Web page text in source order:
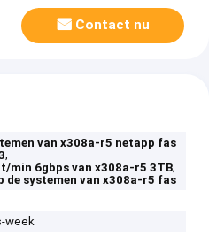
Contact nu
van x308a-r5 netapp fas
,
t/min 6gbps van x308a-r5 3TB,
de systemen van x308a-r5 fas
week